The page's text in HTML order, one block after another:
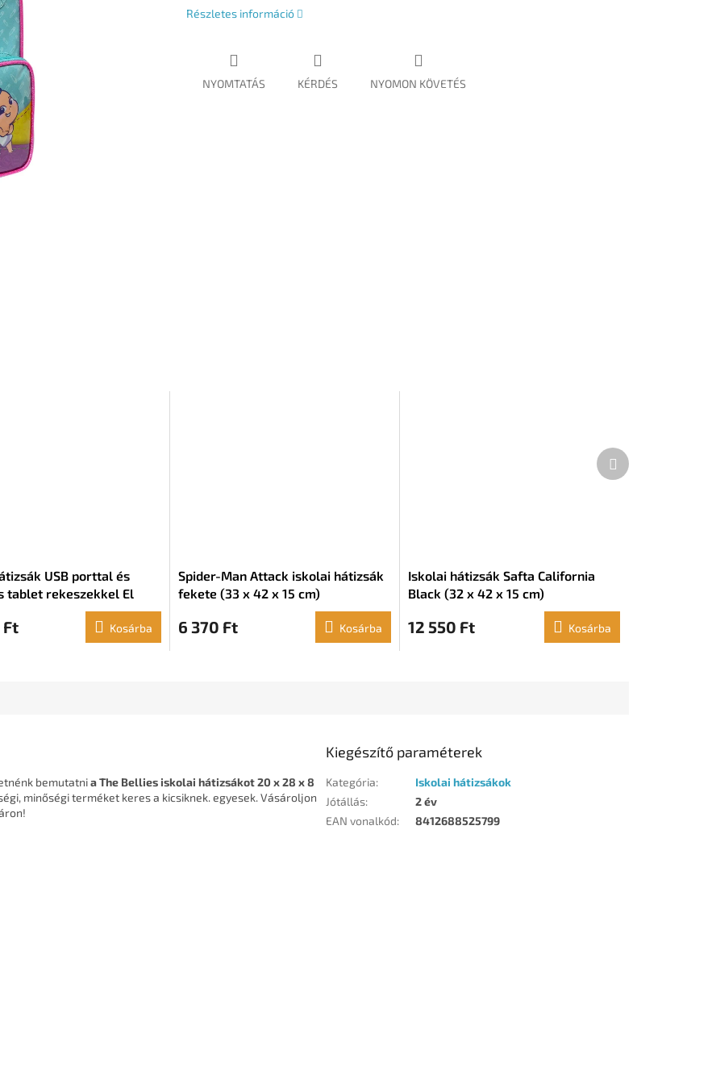
Részletes információ
NYOMTATÁS KÉRDÉS NYOMON KÖVETÉS
USB porttal és
tablet rekeszekkel El
Pink (31 x 44 x 18 cm)
Ft Kosárba
Spider-Man Attack iskolai hátizsák
fekete (33 x 42 x 15 cm)
6 370 Ft Kosárba
Iskolai hátizsák Safta California
Black (32 x 42 x 15 cm)
12 550 Ft Kosárba
Következő
termék
bemutatnia The Bellies iskolai hátizsákot 20 x 28 x 8
minőségi terméket keres a kicsiknek. egyesek. Vásároljon
Kiegészítő paraméterek
Kategória:
Iskolai hátizsákok
Jótállás:
2 év
EAN vonalkód: 8412688525799